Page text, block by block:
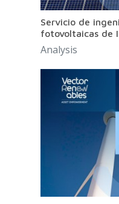
Servicio de
fotovoltaicas de
Analysis